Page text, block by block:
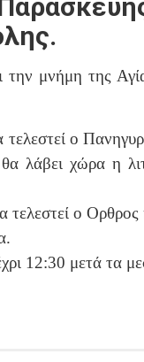
μνήμη της
ο
λάβει χώρα η
ο Ορθρος
12:30 μετά τα